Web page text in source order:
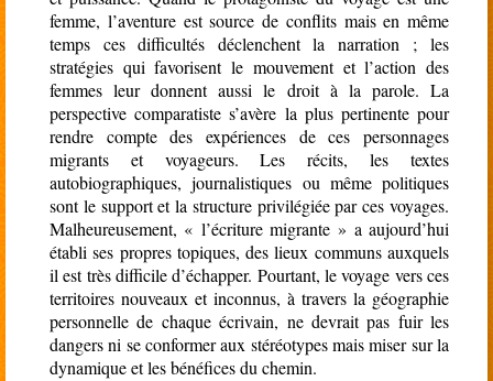
femme, l’aventure est source de conflits mais en même
temps ces difficultés déclenchent la narration ; les
stratégies qui favorisent le mouvement et l’action des
femmes leur donnent aussi le droit à la parole. La
perspective comparatiste s’avère la plus pertinente pour
rendre compte des expériences de ces personnages
migrants et voyageurs. Les récits, les textes
autobiographiques, journalistiques ou même politiques
sont le support et la structure privilégiée par ces voyages.
Malheureusement, « l’écriture migrante » a aujourd’hui
établi ses propres topiques, des lieux communs auxquels
il est très difficile d’échapper. Pourtant, le voyage vers ces
territoires nouveaux et inconnus, à travers la géographie
personnelle de chaque écrivain, ne devrait pas fuir les
dangers ni se conformer aux stéréotypes mais miser sur la
dynamique et les bénéfices du chemin.